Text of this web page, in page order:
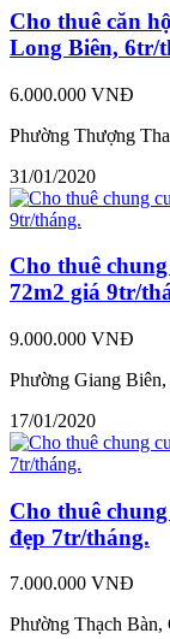
Cho thuê căn
Long Biên, 6tr/
6.000.000 VNĐ
Phường Thượng
31/01/2020
Cho thuê
72m2 giá 9tr/
9.000.000 VNĐ
Phường Giang
17/01/2020
Cho thuê
đẹp 7tr/tháng.
7.000.000 VNĐ
Phường Thạch